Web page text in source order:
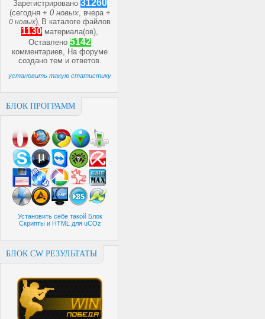
Зарегистрировано 31260
(сегодня + 0 новых, вчера +
0 новых) В каталоге файлов
1130 материала(ов),
Оставлено 5142
комментариев, На форуме
создано тем и ответов.
установить такую статистику
БЛОК ПРОГРАММ
Установить себе такой Блок
Скрипты и HTML для uCOz
БЛОК CW РЕЗУЛЬТАТЫ